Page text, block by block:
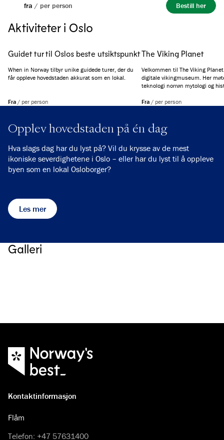
fra / per person Bestill her
Aktiviteter i Oslo
Guidet tur til Oslos beste utsiktspunkt
When in Norway tilbyr unike guidede turer, der du
får oppleve hovedstaden akkurat som en lokal.
Fra / per person
The Viking Planet
Velkommen til The Viking
digitale vikingmuseum. Her
teknologi norrøn mytologi og
du er historieinteressert,
Fra / per person
Opplev hovedstaden på én dag
Hva slags dag har du lyst på? Vil du krysse av de mest
ikoniske severdighetene i Oslo – eller har du lyst til å oppleve
byen som en lokal Osloborger?
Les mer
Galleri
Kontaktinformasjon
Flåm
Telefon: +47 57631400